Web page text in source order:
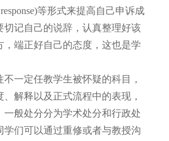
response)等形式来提高自己申诉成
切记自己的说辞，认真整理好该
，端正好自己的态度，这也是学
一定任教学生被怀疑的科目，
解释以及正式流程中的表现，
一般处分分为学术处分和行政处
学们可以通过重修或者与教授沟